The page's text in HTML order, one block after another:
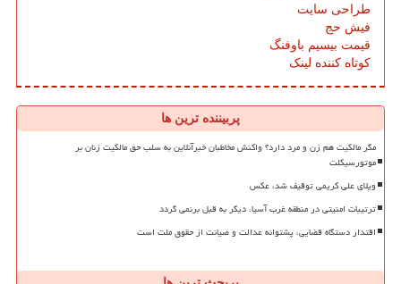
طراحی سایت
فیش حج
قیمت بیسیم باوفنگ
کوتاه کننده لینک
پربیننده ترین ها
مگر مالکیت هم زن و مرد دارد؟ واکنش مخاطبان خبرآنلاین به سلب حق مالکیت زنان بر
موتورسیکلت
ویلای علی کریمی توقیف شد، عکس
ترتیبات امنیتی در منطقه غرب آسیا، دیگر به قبل برنمی گردد
اقتدار دستگاه قضایی، پشتوانه عدالت و صیانت از حقوق ملت است